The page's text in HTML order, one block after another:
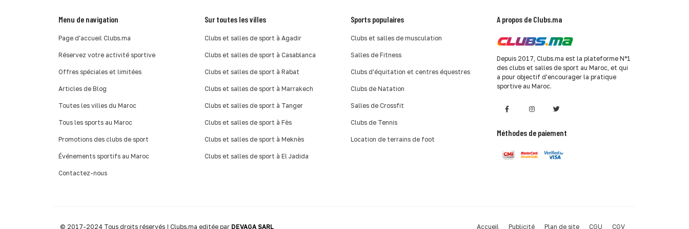
Menu de navigation
Page d'accueil Clubs.ma
Réservez votre activité sportive
Offres spéciales et limitées
Articles de Blog
Toutes les villes du Maroc
Tous les sports au Maroc
Promotions des clubs de sport
Événements sportifs au Maroc
Contactez-nous
Sur toutes les villes
Clubs et salles de sport à Agadir
Clubs et salles de sport à Casablanca
Clubs et salles de sport à Rabat
Clubs et salles de sport à Marrakech
Clubs et salles de sport à Tanger
Clubs et salles de sport à Fès
Clubs et salles de sport à Meknès
Clubs et salles de sport à El Jadida
Sports populaires
Clubs et salles de musculation
Salles de Fitness
Clubs d'équitation et centres équestres
Clubs de Natation
Salles de Crossfit
Clubs de Tennis
Location de terrains de foot
A propos de Clubs.ma
Depuis 2017, Clubs.ma est la plateforme N°1
des clubs et salles de sport au Maroc, et qui
a pour objectif d'encourager la pratique
sportive au Maroc.
Méthodes de paiement
© 2017-2024 Tous droits réservés | Clubs.ma editée par DEVAGA SARL Accueil Publicité Plan de site CGU CGV